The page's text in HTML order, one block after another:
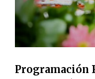
Programación